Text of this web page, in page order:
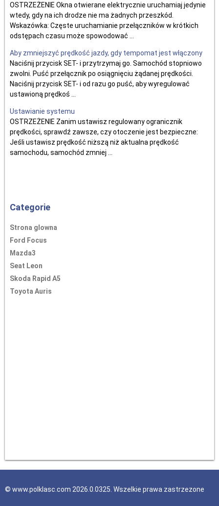
OSTRZEŻENIE Okna otwierane elektrycznie uruchamiaj jedynie
wtedy, gdy na ich drodze nie ma żadnych przeszkód.
Wskazówka: Częste uruchamianie przełączników w krótkich
odstępach czasu może spowodować ...
Aby zmniejszyć prędkość jazdy, gdy tempomat jest włączony
Naciśnij przycisk SET- i przytrzymaj go. Samochód stopniowo
zwolni. Puść przełącznik po osiągnięciu żądanej prędkości.
Naciśnij przycisk SET- i od razu go puść, aby wyregulować
ustawioną prędkoś ...
Ustawianie systemu
OSTRZEŻENIE Zanim ustawisz regulowany ogranicznik
prędkości, sprawdź zawsze, czy otoczenie jest bezpieczne:
Jeśli ustawisz prędkość niższą niż aktualna prędkość
samochodu, samochód zmniej ...
Categorie
Strona glowna
Ford Focus
Mazda3
Seat Leon
Skoda Rapid A5
Toyota Auris
© www.polklasc.com 2026.0.0325. Wszelkie prawa zastrzezone